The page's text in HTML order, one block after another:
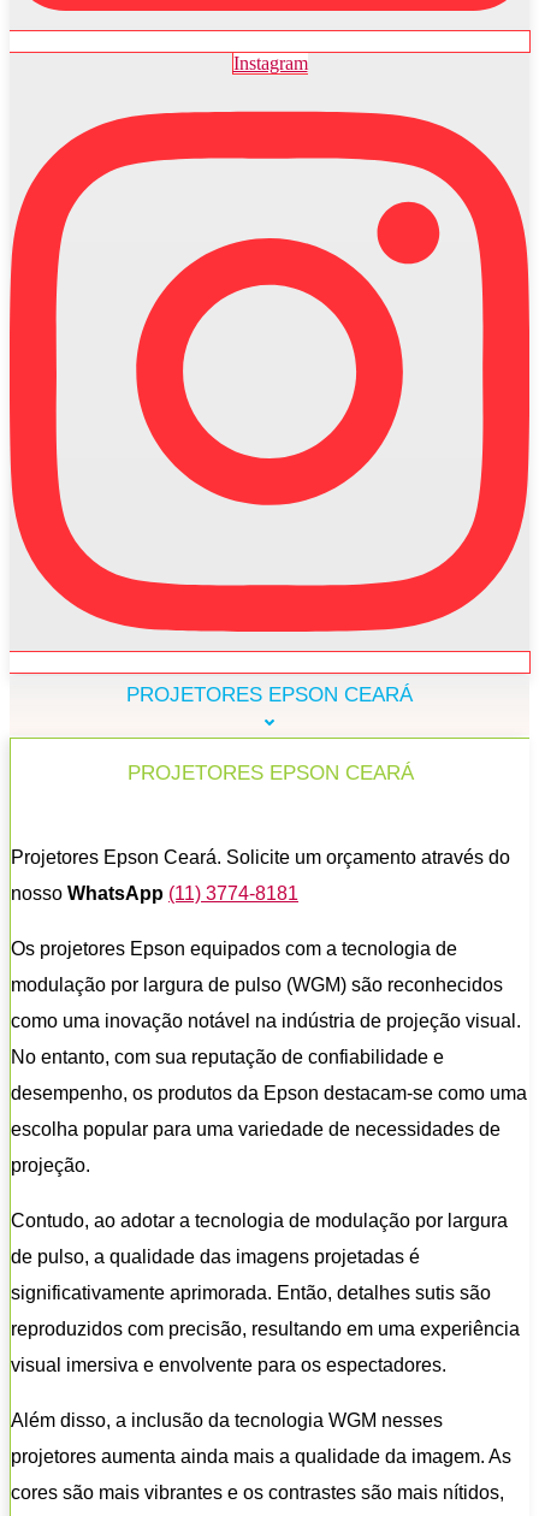
Instagram
PROJETORES EPSON CEARÁ
PROJETORES EPSON CEARÁ
Projetores Epson Ceará. Solicite um orçamento através do
nosso WhatsApp (11) 3774-8181
Os projetores Epson equipados com a tecnologia de
modulação por largura de pulso (WGM) são reconhecidos
como uma inovação notável na indústria de projeção visual.
No entanto, com sua reputação de confiabilidade e
desempenho, os produtos da Epson destacam-se como uma
escolha popular para uma variedade de necessidades de
projeção.
Contudo, ao adotar a tecnologia de modulação por largura
de pulso, a qualidade das imagens projetadas é
significativamente aprimorada. Então, detalhes sutis são
reproduzidos com precisão, resultando em uma experiência
visual imersiva e envolvente para os espectadores.
Além disso, a inclusão da tecnologia WGM nesses
projetores aumenta ainda mais a qualidade da imagem. As
cores são mais vibrantes e os contrastes são mais nítidos,